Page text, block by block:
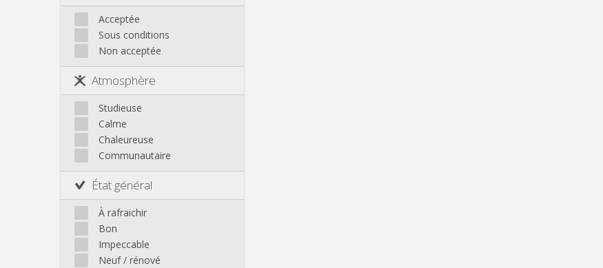
L'Hocaille
La Baraque
Lauzelle
Les Bruyères
Genappe
Mont-Saint-Guibert
Nivelles
Ottignies
Rixensart
Walhain
Wavre
Autre
Acceptée
Sous conditions
Non acceptée
Atmosphère
Studieuse
Calme
Chaleureuse
Communautaire
État général
À rafraichir
Bon
Impeccable
Neuf / rénové